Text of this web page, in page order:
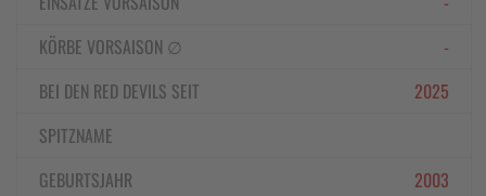
KÖRBE VORSAISON ∅
-
BEI DEN RED DEVILS SEIT
2025
SPITZNAME
GEBURTSJAHR
2003